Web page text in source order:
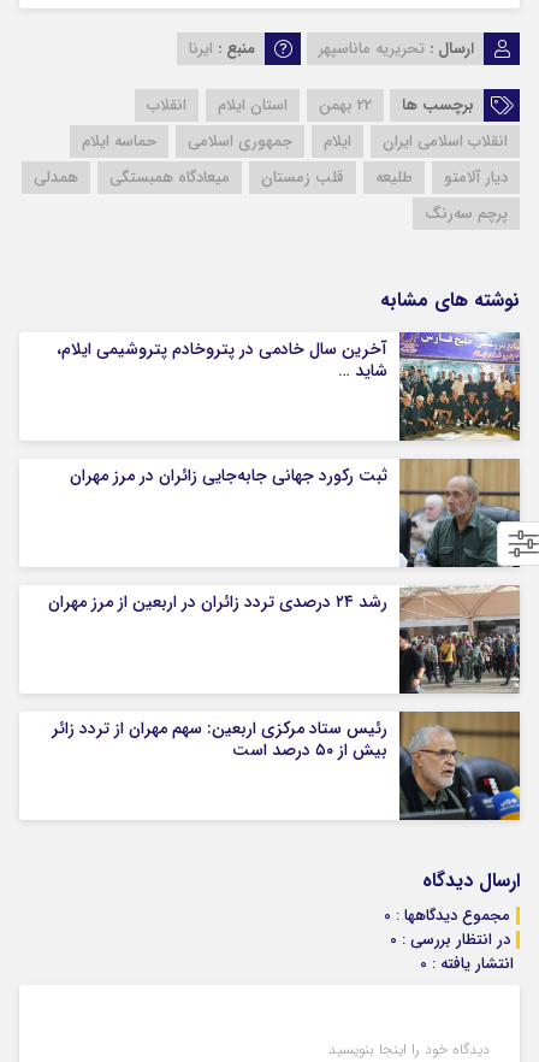
ارسال : تحریریه ماناسپهر منبع : ایرنا
برچسب ها 22 بهمن استان ایلام
انقلاب
انقلاب اسلامی ایران
ایلام جمهوری اسلامی
حماسه ایلام
دیار آلامتو
طلیعه قلب زمستان میعادگاه همبستگی
همدلی
پرچم سه‌رنگ
نوشته های مشابه
آخرین سال خادمی در پتروخادم پتروشیمی ایلام،
شاید …
ثبت رکورد جهانی جابه‌جایی زائران در مرز مهران
رشد ۲۴ درصدی تردد زائران در اربعین از مرز مهران
رئیس ستاد مرکزی اربعین: سهم مهران از تردد زائر
بیش از ۵۰ درصد است
ارسال دیدگاه
مجموع دیدگاهها : 0
در انتظار بررسی : 0
انتشار یافته : 0
دیدگاه خود را اینجا بنویسید